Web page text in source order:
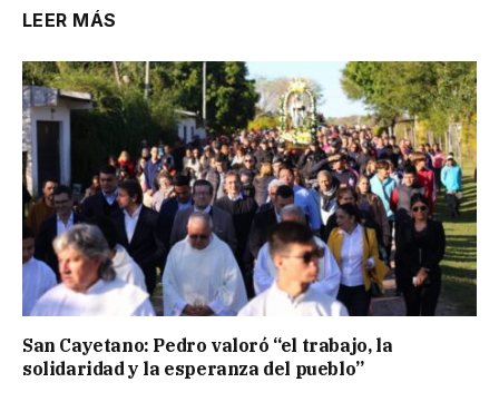
LEER MÁS
San Cayetano: Pedro valoró “el trabajo, la
solidaridad y la esperanza del pueblo”